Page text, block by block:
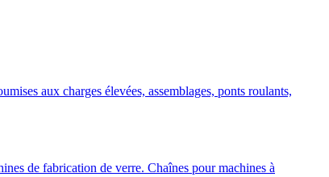
aux charges élevées, assemblages, ponts roulants,
de fabrication de verre. Chaînes pour machines à